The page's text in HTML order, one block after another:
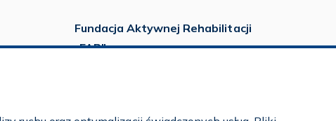
Fundacja Aktywnej Rehabilitacji
„FAR”
tel./fax:22 651 88 02